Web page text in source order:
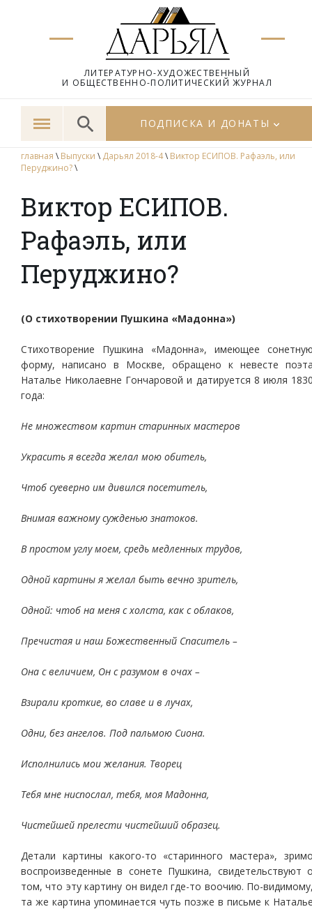
ЛИТЕРАТУРНО-ХУДОЖЕСТВЕННЫЙ
И ОБЩЕСТВЕННО-ПОЛИТИЧЕСКИЙ ЖУРНАЛ
ПОДПИСКА И ДОНАТЫ
главная \ Выпуски \ Дарьял 2018-4\ Виктор ЕСИПОВ. Рафаэль, или
Перуджино?\
Виктор ЕСИПОВ.
Рафаэль, или
Перуджино?
(О стихотворении Пушкина «Мадонна»)
Стихотворение Пушкина «Мадонна», имеющее
форму, написано в Москве, обращено к невесте
Наталье Николаевне Гончаровой и датируется 8 июля
года:
Не множеством картин старинных мастеров
Украсить я всегда желал мою обитель,
Чтоб суеверно им дивился посетитель,
Внимая важному сужденью знатоков.
В простом углу моем, средь медленных трудов,
Одной картины я желал быть вечно зритель,
Одной: чтоб на меня с холста, как с облаков,
Пречистая и наш Божественный Спаситель –
Она с величием, Он с разумом в очах –
Взирали кроткие, во славе и в лучах,
Одни, без ангелов. Под пальмою Сиона.
Исполнились мои желания. Творец
Тебя мне ниспослал, тебя, моя Мадонна,
Чистейшей прелести чистейший образец.
Детали картины какого-то «старинного мастера»,
воспроизведенные в сонете Пушкина, свидетельствуют
том, что эту картину он видел где-то воочию. По-
та же картина упоминается чуть позже в письме к